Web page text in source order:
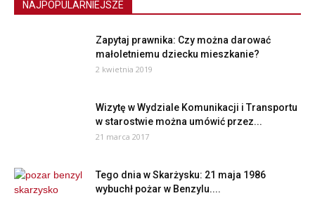
NAJPOPULARNIEJSZE
Zapytaj prawnika: Czy można darować
małoletniemu dziecku mieszkanie?
2 kwietnia 2019
Wizytę w Wydziale Komunikacji i Transportu
w starostwie można umówić przez...
21 marca 2017
Tego dnia w Skarżysku: 21 maja 1986
wybuchł pożar w Benzylu....